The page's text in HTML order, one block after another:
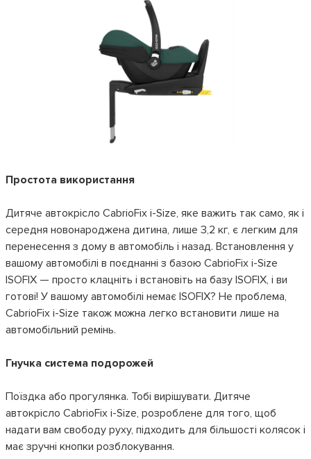
Простота використання
Дитяче автокрісло CabrioFix i-Size, яке важить так само, як і
середня новонароджена дитина, лише 3,2 кг, є легким для
перенесення з дому в автомобіль і назад. Встановлення у
вашому автомобілі в поєднанні з базою CabrioFix i-Size
ISOFIX — просто клацніть і встановіть на базу ISOFIX, і ви
готові! У вашому автомобілі немає ISOFIX? Не проблема,
CabrioFix i-Size також можна легко встановити лише на
автомобільний ремінь.
Гнучка система подорожей
Поїздка або прогулянка. Тобі вирішувати. Дитяче
автокрісло CabrioFix i-Size, розроблене для того, щоб
надати вам свободу руху, підходить для більшості колясок і
має зручні кнопки розблокування.